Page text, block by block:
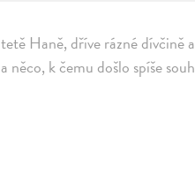
Haně, dříve rázné dívčině
něco, k čemu došlo spíše